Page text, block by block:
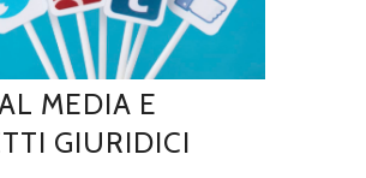
MEDIA E
GIURIDICI